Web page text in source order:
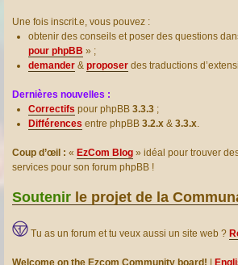
Une fois inscrit.e, vous pouvez :
obtenir des conseils et poser des questions
pour phpBB » ;
demander & proposer des traductions
Dernières nouvelles :
Correctifs pour phpBB 3.3.3 ;
Différences entre phpBB 3.2.x & 3.3.x.
Coup d’œil : « EzCom Blog » idéal pour trouver
services pour son forum phpBB !
Soutenir le projet de la
Tu as un forum et tu veux aussi un site web ?
Welcome on the Ezcom Community board!